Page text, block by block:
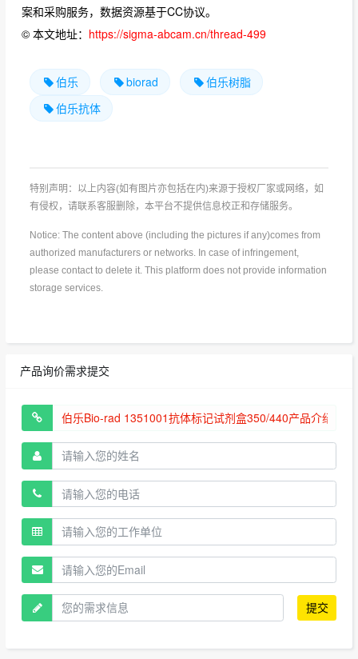
案和采购服务，数据资源基于CC协议。
© 本文地址： https://sigma-abcam.cn/thread-499
伯乐 biorad
伯乐树脂
伯乐抗体
特别声明：以上内容(如有图片亦包括在内)来源于授权厂家或网络，如
有侵权，请联系客服删除，本平台不提供信息校正和存储服务。
Notice: The content above (including the pictures if any)comes from
authorized manufacturers or networks. In case of infringement,
please contact to delete it. This platform does not provide information
storage services.
产品询价需求提交
提交